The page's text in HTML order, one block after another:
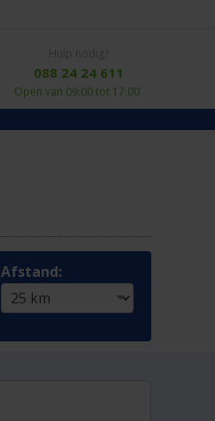
088 24 24 611
Open van 09:00 tot 17:00
Afstand: